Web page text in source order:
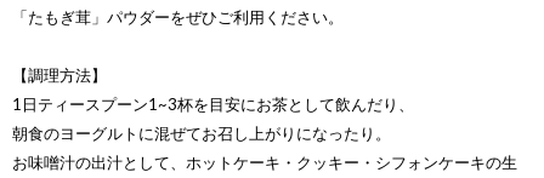
「たもぎ茸」パウダーをぜひご利用ください。
【調理方法】
1日ティースプーン1~3杯を目安にお茶として飲んだり、
朝食のヨーグルトに混ぜてお召し上がりになったり。
お味噌汁の出汁として、ホットケーキ・クッキー・シフォンケーキの生